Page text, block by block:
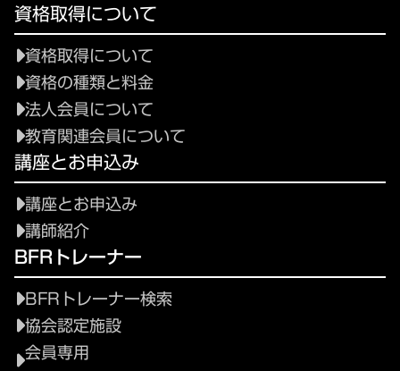
資格取得について
資格取得について
資格の種類と料金
法人会員について
教育関連会員について
講座とお申込み
講座とお申込み
講師紹介
BFRトレーナー
BFRトレーナー検索
協会認定施設
会員専用